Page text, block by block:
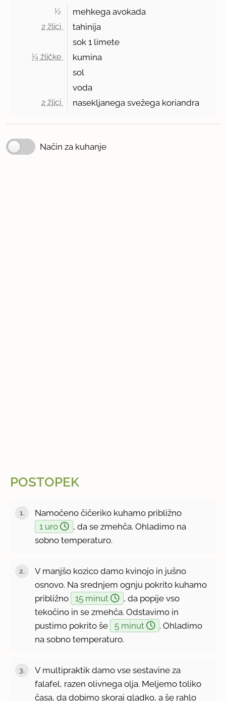
½ mehkega avokada
2 žlici
tahinija
sok1 limete
¼ žličke
kumina
sol
voda
2 žlici nasekljanega svežega koriandra
Način za kuhanje
POSTOPEK
Namočeno čičeriko kuhamo približno
1 uro
, da se zmehča. Ohladimo na
sobno temperaturo.
V manjšo kozico damo kvinojo in jušno
osnovo. Na srednjem ognju pokrito kuhamo
približno
15 minut
, da popije vso
tekočino in se zmehča. Odstavimo in
pustimo pokrito še
5 minut
. Ohladimo
na sobno temperaturo.
V multipraktik damo vse sestavine za
falafel, razen olivnega olja. Meljemo toliko
časa, da dobimo skoraj gladko, a še rahlo